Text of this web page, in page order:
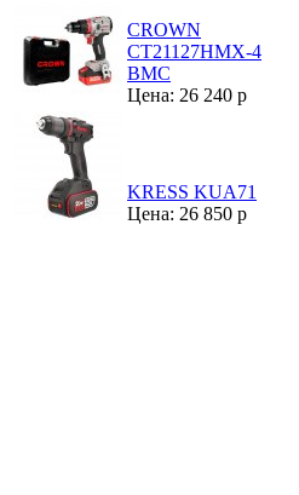
CROWN
CT21127HMX-4
BMC
Цена: 26 240 р
KRESS KUA71
Цена: 26 850 р